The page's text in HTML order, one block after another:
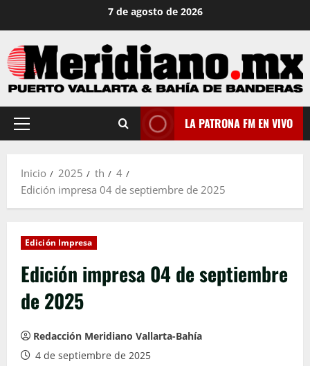
contenido
7 de agosto de 2026
Menú
LA PATRONA FM EN VIVO
Inicio 2025 th
4
Edición impresa 04 de septiembre de 2025
Edición Impresa
Edición impresa 04 de septiembre
de 2025
Redacción Meridiano Vallarta-Bahía
4 de septiembre de 2025